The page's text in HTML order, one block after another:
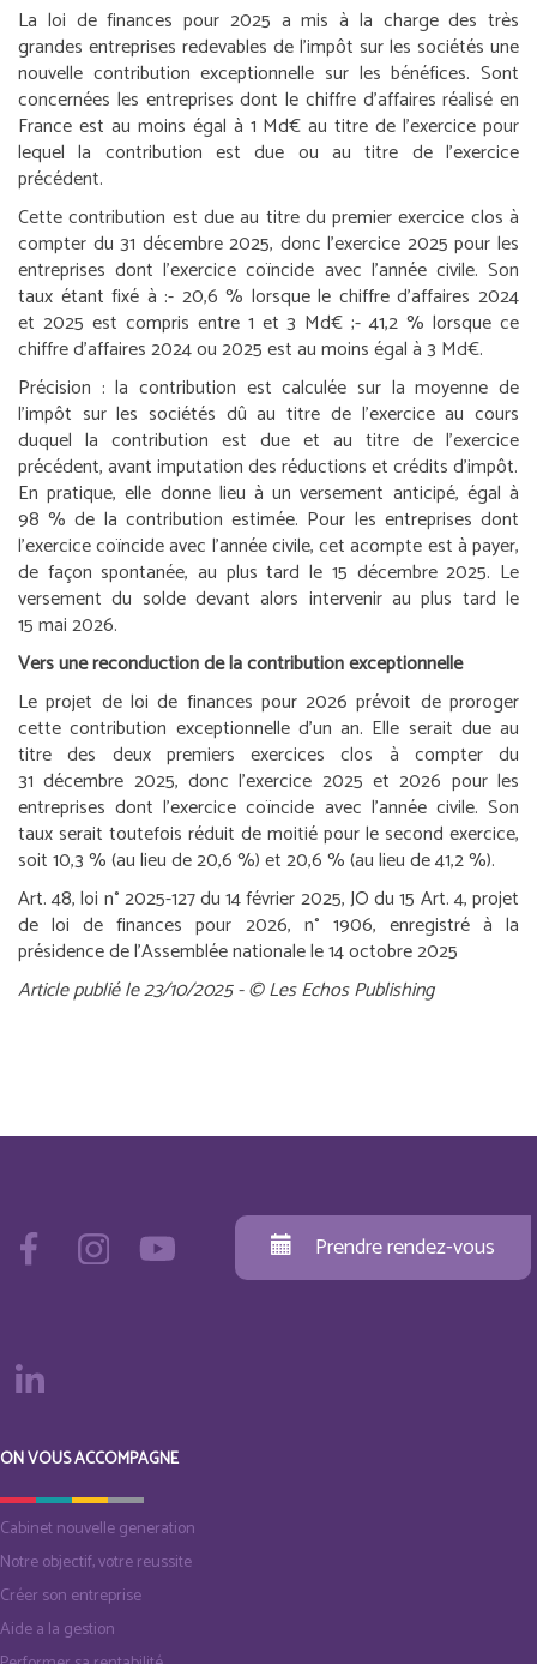
La loi de finances pour 2025 a mis à la charge des très
grandes entreprises redevables de l’impôt sur les sociétés une
nouvelle contribution exceptionnelle sur les bénéfices. Sont
concernées les entreprises dont le chiffre d’affaires réalisé en
France est au moins égal à 1 Md€ au titre de l’exercice pour
lequel la contribution est due ou au titre de l’exercice
précédent.
Cette contribution est due au titre du premier exercice clos à
compter du 31 décembre 2025, donc l’exercice 2025 pour les
entreprises dont l’exercice coïncide avec l’année civile. Son
taux étant fixé à :- 20,6 % lorsque le chiffre d’affaires 2024
et 2025 est compris entre 1 et 3 Md€ ;- 41,2 % lorsque ce
chiffre d’affaires 2024 ou 2025 est au moins égal à 3 Md€.
Précision : la contribution est calculée sur la moyenne de
l’impôt sur les sociétés dû au titre de l’exercice au cours
duquel la contribution est due et au titre de l’exercice
précédent, avant imputation des réductions et crédits d’impôt.
En pratique, elle donne lieu à un versement anticipé, égal à
98 % de la contribution estimée. Pour les entreprises dont
l’exercice coïncide avec l’année civile, cet acompte est à payer,
de façon spontanée, au plus tard le 15 décembre 2025. Le
versement du solde devant alors intervenir au plus tard le
15 mai 2026.
Vers une reconduction de la contribution exceptionnelle
Le projet de loi de finances pour 2026 prévoit de proroger
cette contribution exceptionnelle d’un an. Elle serait due au
titre des deux premiers exercices clos à compter du
31 décembre 2025, donc l’exercice 2025 et 2026 pour les
entreprises dont l’exercice coïncide avec l’année civile. Son
taux serait toutefois réduit de moitié pour le second exercice,
soit 10,3 % (au lieu de 20,6 %) et 20,6 % (au lieu de 41,2 %).
Art. 48, loi n° 2025-127 du 14 février 2025, JO du 15 Art. 4, projet
de loi de finances pour 2026, n° 1906, enregistré à la
présidence de l’Assemblée nationale le 14 octobre 2025
Article publié le 23/10/2025 - © Les Echos Publishing
Prendre rendez-vous
ON VOUS ACCOMPAGNE
Cabinet nouvelle generation
Notre objectif, votre reussite
Créer son entreprise
Aide a la gestion